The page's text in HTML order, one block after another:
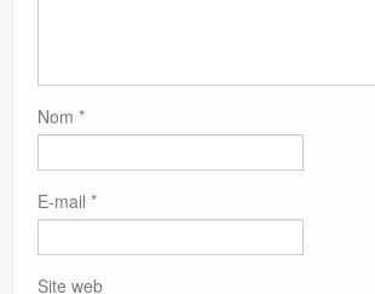
Nom *
E-mail *
Site web